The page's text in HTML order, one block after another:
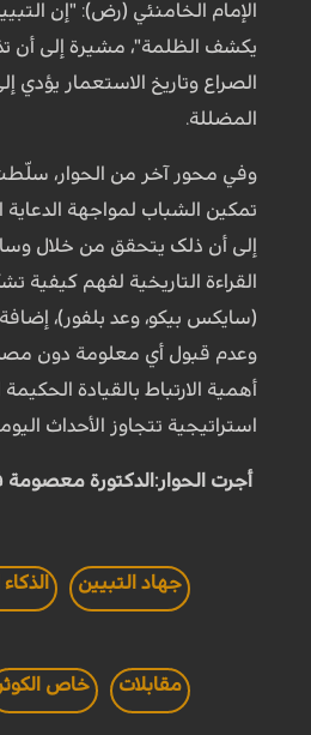
الإمام الخامنئي (رض): "إن
یکشف الظلمة"، مشیرة إلى أن
الصراع وتاریخ الاستعمار یؤدي
المضللة.
وفي محور آخر من الحوار،
تمکین الشباب لمواجهة
إلى أن ذلک یتحقق من خلال
القراءة التاریخیة لفهم کیفیة
(سایکس بیکو، وعد بلفور)، إضافة
وعدم قبول أي معلومة دون
أهمیة الارتباط بالقیادة
استراتیجیة تتجاوز الأحداث
أجرت الحوار:الدكتورة معصومة
جهاد التبيين
مقابلات خاص الكوثر